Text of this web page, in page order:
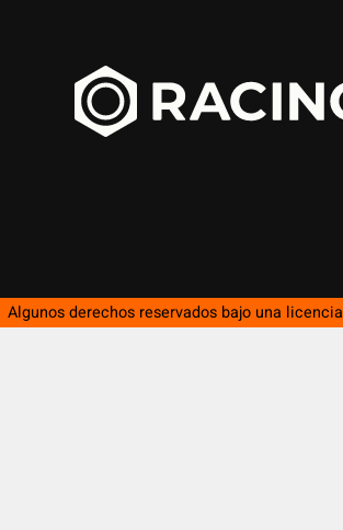
Algunos derechos reservados bajo una licencia